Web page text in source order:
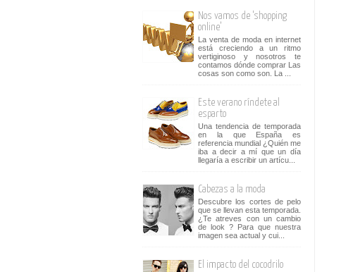
Nos vamos de ‘shopping
online’
La venta de moda en internet
está creciendo a un ritmo
vertiginoso y nosotros te
contamos dónde comprar Las
cosas son como son. La ...
Este verano ríndete al
esparto
Una tendencia de temporada
en la que España es
referencia mundial ¿Quién me
iba a decir a mí que un día
llegaría a escribir un artícu...
Cabezas a la moda
Descubre los cortes de pelo
que se llevan esta temporada.
¿Te atreves con un cambio
de look ? Para que nuestra
imagen sea actual y cui...
El impacto del cocodrilo